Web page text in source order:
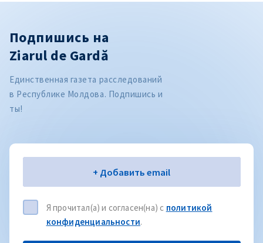
Подпишись на
Ziarul de Gardă
Единственная газета расследований
в Республике Молдова. Подпишись и
ты!
Электронная почта+ Добавить email
Я прочитал(а) и согласен(на) с политикой
конфиденциальности.